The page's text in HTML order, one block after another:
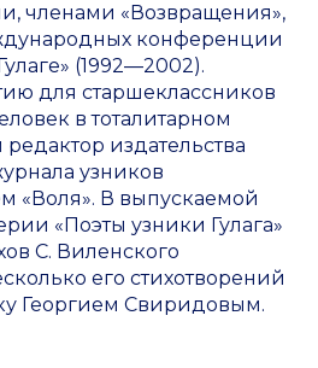
членами «Возвращения»,
конференции
(1992—2002).
для старшеклассников
в тоталитарном
издательства
узников
«Воля». В выпускаемой
«Поэты узники Гулага»
С. Виленского
его стихотворений
Георгием Свиридовым.